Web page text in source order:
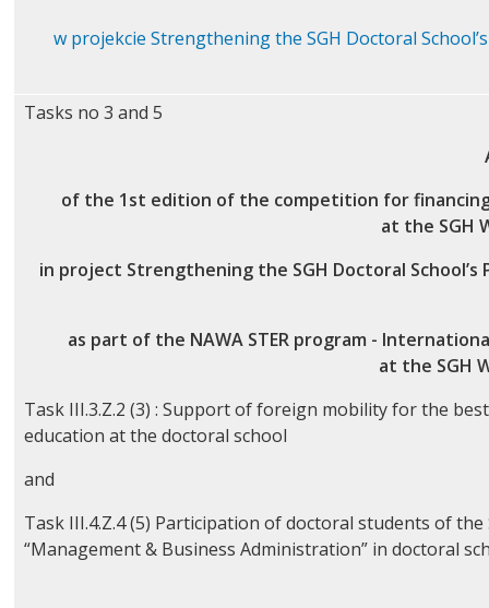
w projekcie Strengthening the SGH Doctoral
Tasks no 3 and 5
of the 1st edition of the competition for
at the SGH
in project Strengthening the SGH Doctoral
as part of the NAWA STER program -
at the SGH
Task III.3.Z.2 (3) : Support of foreign mobility for the
education at the doctoral school
and
Task III.4.Z.4 (5) Participation of doctoral students of
“Management & Business Administration” in doctoral